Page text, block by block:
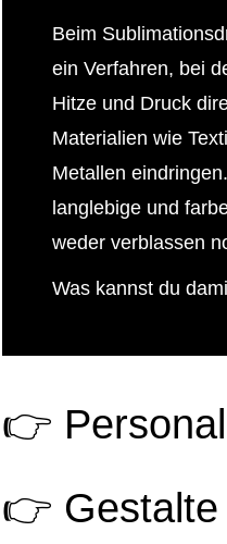
Beim
ein Verfahren, bei
Hitze und Druck
Materialien wie
Metallen
langlebige und
weder verblassen
Was kannst du
👉
👉